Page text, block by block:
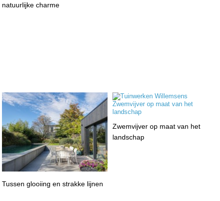
natuurlijke charme
Tussen glooiing en strakke lijnen
Zwemvijver op maat van het
landschap